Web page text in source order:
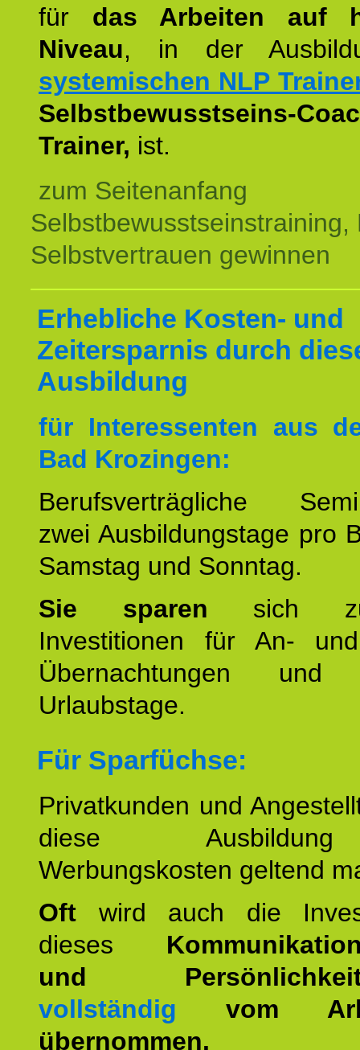
für das Arbeiten auf
Niveau, in der
systemischen NLP
Selbstbewusstseins-
Trainer, ist.
zum Seitenanfang
Selbstbewusstseinstraining,
Selbstvertrauen gewinnen
Erhebliche Kosten- und
Zeitersparnis durch
Ausbildung
für Interessenten aus
Bad Krozingen:
Berufsverträgliche
zwei Ausbildungstage pro
Samstag und Sonntag.
Sie sparen sich
Investitionen für An-
Übernachtungen und
Urlaubstage.
Für Sparfüchse:
Privatkunden und
diese
Werbungskosten geltend
Oft wird auch die
dieses
und
vollständig vom
übernommen.